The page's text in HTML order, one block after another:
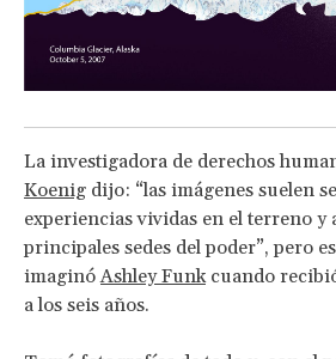
La investigadora de derechos
Koenig dijo: “las imágenes suelen
experiencias vividas en el terreno y
principales sedes del poder”, pero
imaginóAshley Funkcuando
a los seis años.